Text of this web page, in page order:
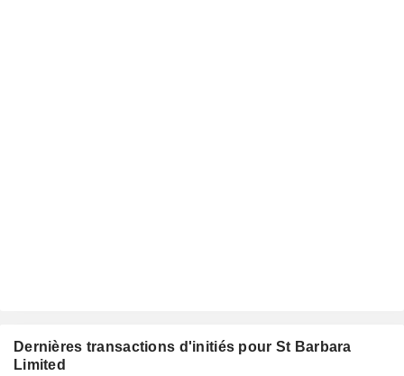
Dernières transactions d'initiés pour St Barbara
Limited